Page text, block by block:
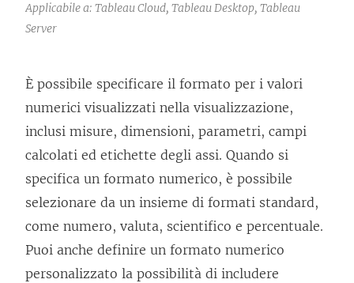
Applicabile a: Tableau Cloud, Tableau Desktop, Tableau
Server
È possibile specificare il formato per i valori
numerici visualizzati nella visualizzazione,
inclusi misure, dimensioni, parametri, campi
calcolati ed etichette degli assi. Quando si
specifica un formato numerico, è possibile
selezionare da un insieme di formati standard,
come numero, valuta, scientifico e percentuale.
Puoi anche definire un formato numerico
personalizzato la possibilità di includere